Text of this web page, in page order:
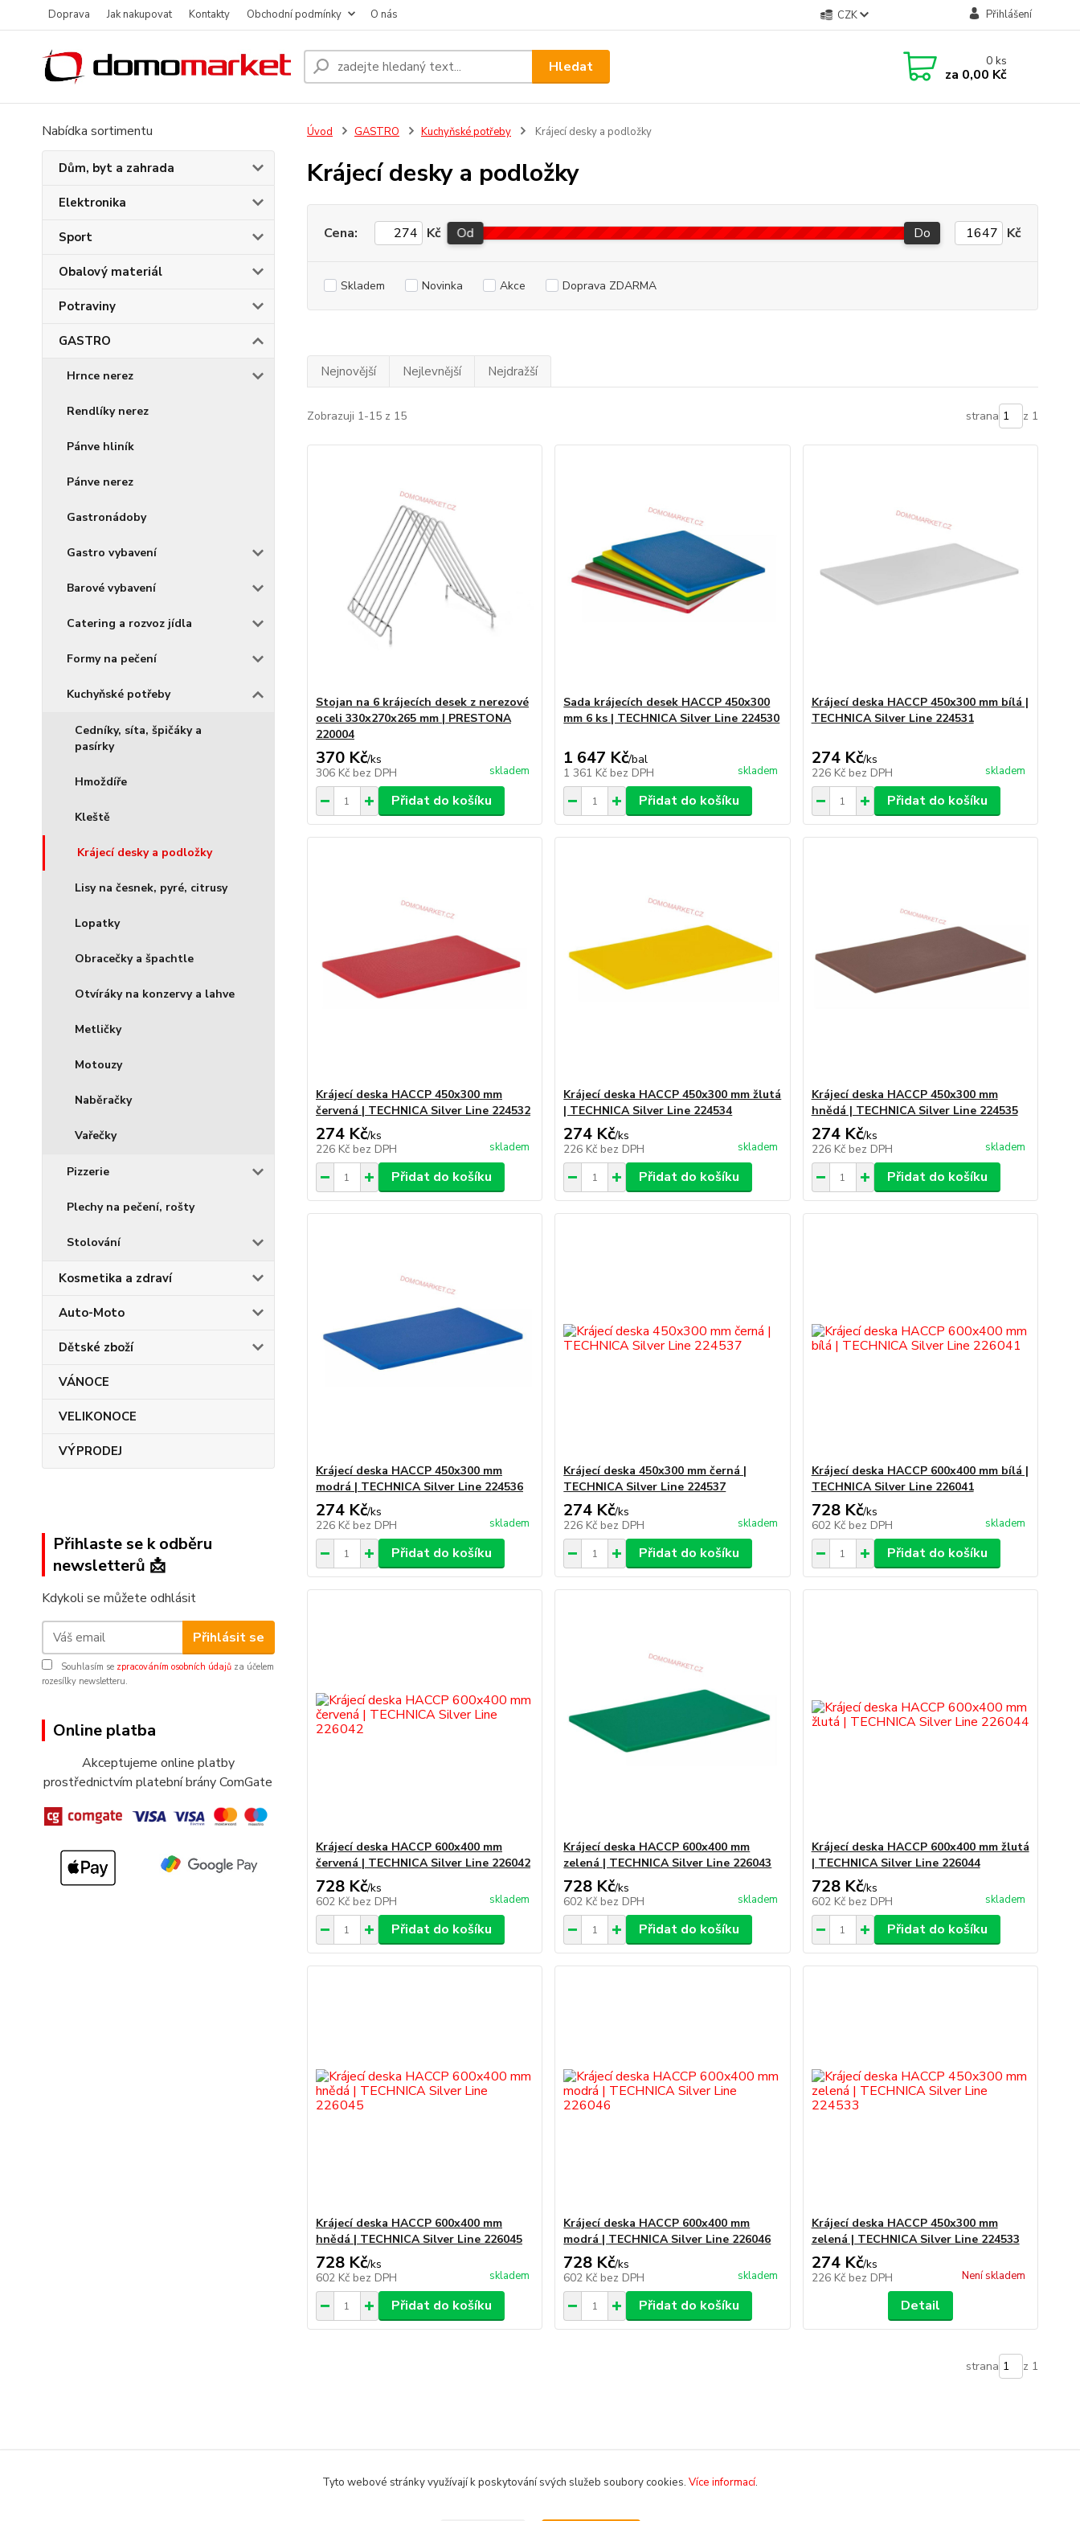
Doprava Jak nakupovat Kontakty Obchodní podmínky O nás CZK Přihlášení
Hledat 0ks
za 0,00 Kč
Nabídka sortimentu
Dům, byt a zahrada
Elektronika
Sport
Obalový materiál
Potraviny
GASTRO
Hrnce nerez
Rendlíky nerez
Pánve hliník
Pánve nerez
Gastronádoby
Gastro vybavení
Barové vybavení
Catering a rozvoz jídla
Formy na pečení
Kuchyňské potřeby
Cedníky, síta, špičáky a
pasírky
Hmoždíře
Kleště
Krájecí desky a podložky
Lisy na česnek, pyré, citrusy
Lopatky
Obracečky a špachtle
Otvíráky na konzervy a lahve
Metličky
Motouzy
Naběračky
Vařečky
Pizzerie
Plechy na pečení, rošty
Stolování
Kosmetika a zdraví
Auto-Moto
Dětské zboží
VÁNOCE
VELIKONOCE
VÝPRODEJ
Přihlaste se k odběru
newsletterů 📩
Kdykoli se můžete odhlásit
Přihlásit se
Souhlasím se zpracováním osobních údajů za účelem
rozesílky newsletteru.
Online platba
Akceptujeme online platby
prostřednictvím platební brány ComGate
Úvod GASTRO Kuchyňské potřeby Krájecí desky a podložky
Krájecí desky a podložky
Cena: Kč Od Do Kč
Skladem Novinka Akce Doprava ZDARMA
Nejnovější Nejlevnější Nejdražší
Zobrazuji 1-15 z 15 strana z 1
Stojan na 6 krájecích desek z nerezové
oceli 330x270x265 mm | PRESTONA
220004
370 Kč/ks
306 Kč bez DPH skladem
Přidat do košíku
Sada krájecích desek HACCP 450x300
mm 6 ks | TECHNICA Silver Line 224530
1 647 Kč/bal
1 361 Kč bez DPH skladem
Přidat do košíku
Krájecí deska HACCP 450x300 mm bílá |
TECHNICA Silver Line 224531
274 Kč/ks
226 Kč bez DPH skladem
Přidat do košíku
Krájecí deska HACCP 450x300 mm
červená | TECHNICA Silver Line 224532
274 Kč/ks
226 Kč bez DPH skladem
Přidat do košíku
Krájecí deska HACCP 450x300 mm žlutá
| TECHNICA Silver Line 224534
274 Kč/ks
226 Kč bez DPH skladem
Přidat do košíku
Krájecí deska HACCP 450x300 mm
hnědá | TECHNICA Silver Line 224535
274 Kč/ks
226 Kč bez DPH skladem
Přidat do košíku
Krájecí deska HACCP 450x300 mm
modrá | TECHNICA Silver Line 224536
274 Kč/ks
226 Kč bez DPH skladem
Přidat do košíku
Krájecí deska 450x300 mm černá |
TECHNICA Silver Line 224537
274 Kč/ks
226 Kč bez DPH skladem
Přidat do košíku
Krájecí deska HACCP 600x400 mm bílá |
TECHNICA Silver Line 226041
728 Kč/ks
602 Kč bez DPH skladem
Přidat do košíku
Krájecí deska HACCP 600x400 mm
červená | TECHNICA Silver Line 226042
728 Kč/ks
602 Kč bez DPH skladem
Přidat do košíku
Krájecí deska HACCP 600x400 mm
zelená | TECHNICA Silver Line 226043
728 Kč/ks
602 Kč bez DPH skladem
Přidat do košíku
Krájecí deska HACCP 600x400 mm žlutá
| TECHNICA Silver Line 226044
728 Kč/ks
602 Kč bez DPH skladem
Přidat do košíku
Krájecí deska HACCP 600x400 mm
hnědá | TECHNICA Silver Line 226045
728 Kč/ks
602 Kč bez DPH skladem
Přidat do košíku
Krájecí deska HACCP 600x400 mm
modrá | TECHNICA Silver Line 226046
728 Kč/ks
602 Kč bez DPH skladem
Přidat do košíku
Krájecí deska HACCP 450x300 mm
zelená | TECHNICA Silver Line 224533
274 Kč/ks
226 Kč bez DPH Není skladem
Detail
strana z 1
Tyto webové stránky využívají k poskytování svých služeb soubory cookies. Více informací.